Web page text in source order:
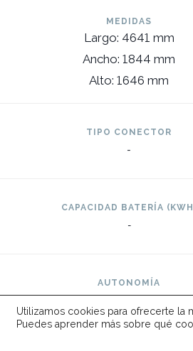
MEDIDAS
Largo: 4641 mm
Ancho: 1844 mm
Alto: 1646 mm
TIPO CONECTOR
-
CAPACIDAD BATERÍA
-
AUTONOMÍA
-
Utilizamos cookies para ofrecerte la
Puedes aprender más sobre qué